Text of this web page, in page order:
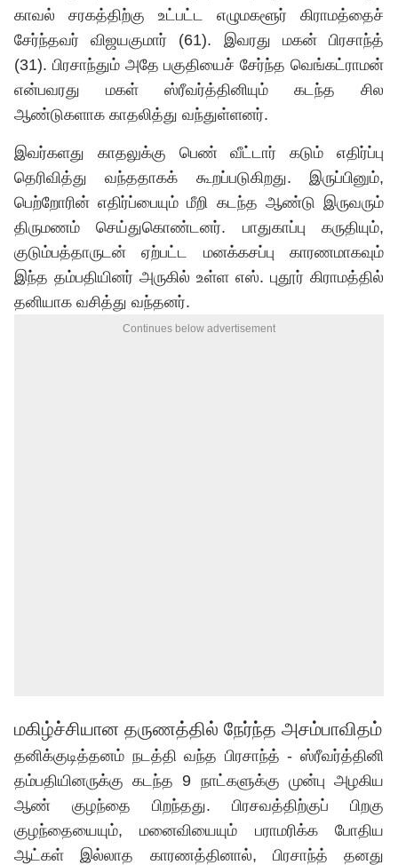
காவல் சரகத்திற்கு உட்பட்ட எழுமகளூர் கிராமத்தைச்
சேர்ந்தவர் விஜயகுமார் (61). இவரது மகன் பிரசாந்த்
(31). பிரசாந்தும் அதே பகுதியைச் சேர்ந்த வெங்கட்ராமன்
என்பவரது மகள் ஸ்ரீவர்த்தினியும் கடந்த சில
ஆண்டுகளாக காதலித்து வந்துள்ளனர்.
இவர்களது காதலுக்கு பெண் வீட்டார் கடும் எதிர்ப்பு
தெரிவித்து வந்ததாகக் கூறப்படுகிறது. இருப்பினும்,
பெற்றோரின் எதிர்ப்பையும் மீறி கடந்த ஆண்டு இருவரும்
திருமணம் செய்துகொண்டனர். பாதுகாப்பு கருதியும்,
குடும்பத்தாருடன் ஏற்பட்ட மனக்கசப்பு காரணமாகவும்
இந்த தம்பதியினர் அருகில் உள்ள எஸ். புதூர் கிராமத்தில்
தனியாக வசித்து வந்தனர்.
Continues below advertisement
மகிழ்ச்சியான தருணத்தில் நேர்ந்த அசம்பாவிதம்
தனிக்குடித்தனம் நடத்தி வந்த பிரசாந்த் - ஸ்ரீவர்த்தினி
தம்பதியினருக்கு கடந்த 9 நாட்களுக்கு முன்பு அழகிய
ஆண் குழந்தை பிறந்தது. பிரசவத்திற்குப் பிறகு
குழந்தையையும், மனைவியையும் பராமரிக்க போதிய
ஆட்கள் இல்லாத காரணத்தினால், பிரசாந்த் தனது